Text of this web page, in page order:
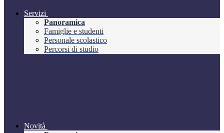
Servizi
Panoramica
Famiglie e studenti
Personale scolastico
Percorsi di studio
Novità